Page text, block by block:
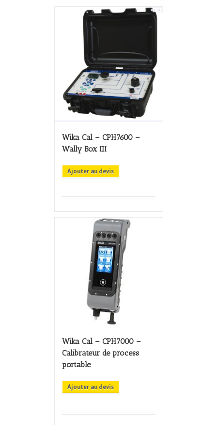
Wika Cal – CPH7600 –
Wally Box III
Ajouter au devis
Wika Cal – CPH7000 –
Calibrateur de process
portable
Ajouter au devis